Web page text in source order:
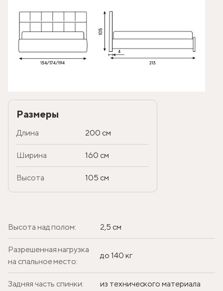
Размеры
Длина 200 см
Ширина 160 см
Высота 105 см
Высота над полом: 2,5 см
Разрешенная нагрузка
на спальное место:
до 140 кг
Задняя часть спинки: из технического материала